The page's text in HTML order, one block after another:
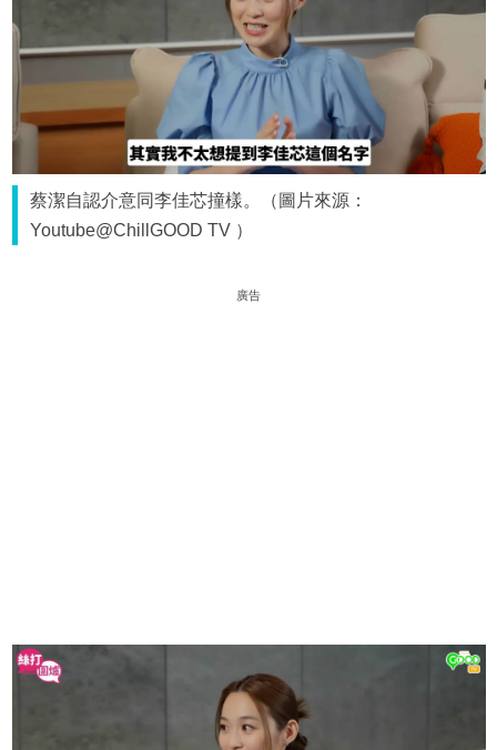
蔡潔自認介意同李佳芯撞樣。（圖片來源：
Youtube@ChillGOOD TV ）
廣告